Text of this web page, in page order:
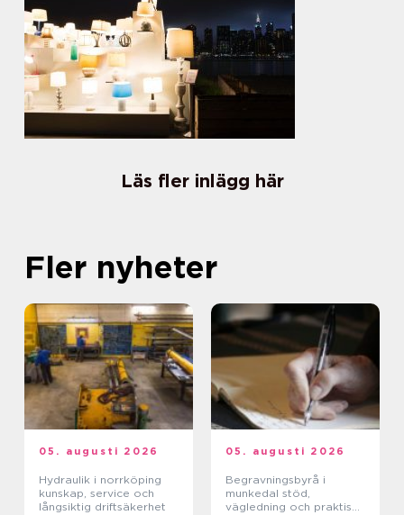
Läs fler inlägg här
Fler nyheter
05. augusti 2026
Hydraulik i norrköping
kunskap, service och
långsiktig driftsäkerhet
05. augusti 2026
Begravningsbyrå i
munkedal stöd,
vägledning och praktisk